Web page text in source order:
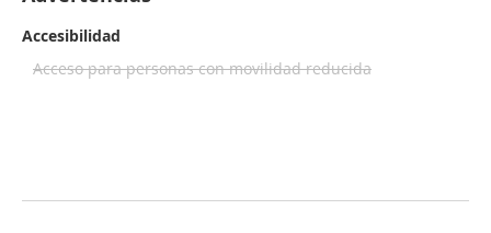
Accesibilidad
Acceso para personas con movilidad reducida